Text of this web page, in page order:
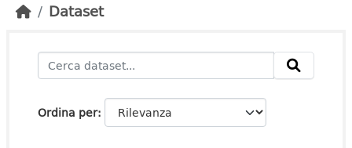
Dataset
Ordina per